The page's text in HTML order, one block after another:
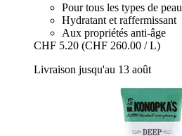
Pour tous les types de peau
Hydratant et raffermissant
Aux propriétés anti-âge
CHF 5.20 (CHF 260.00 / L)
Livraison jusqu'au 13 août